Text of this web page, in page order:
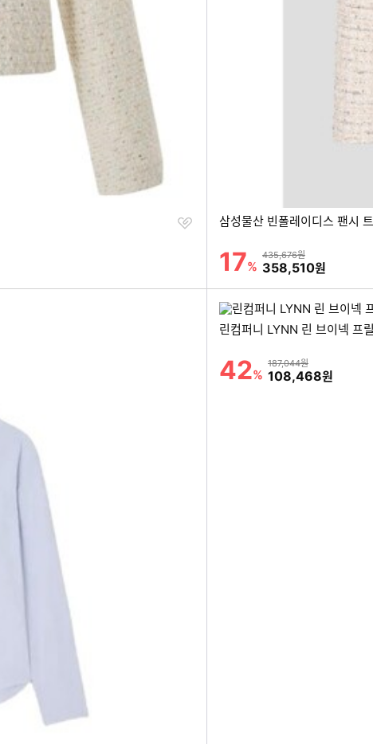
찜
삼성물산 빈폴레이디스 팬시
할인률
17%
상품금액
435,676원
할인금액
358,510원
린컴퍼니 LYNN 린 브이넥 프
할인률
42%
상품금액
187,044원
할인금액
108,468원